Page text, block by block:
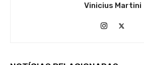
Vinicius Martini